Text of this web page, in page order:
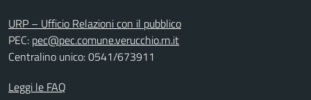
URP – Ufficio Relazioni con il pubblico
PEC: pec@pec.comune.verucchio.rn.it
Centralino unico: 0541/673911
Leggi le FAQ